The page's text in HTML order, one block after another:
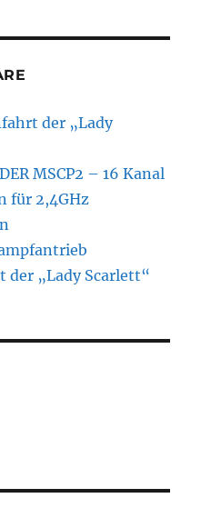
der „Lady
DER MSCP2 – 16 Kanal
für 2,4GHz
der „Lady Scarlett“